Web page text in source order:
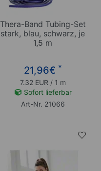
Thera-Band Tubing-Set
stark, blau, schwarz, je
1,5 m
21,96€ *
7.32 EUR / 1 m
Sofort lieferbar
Art-Nr. 21066